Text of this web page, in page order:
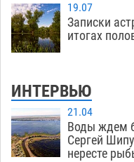
19.07
Записки
итогах
ИНТЕРВЬЮ
21.04
Воды ждем
Сергей
нересте